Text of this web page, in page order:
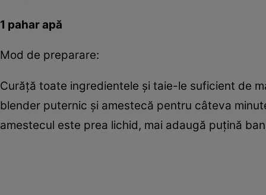
1 pahar apă
Mod de preparare:
Curăţă toate ingredientele şi taie-le suficient de
blender puternic şi amestecă pentru câteva
amestecul este prea lichid, mai adaugă puţină